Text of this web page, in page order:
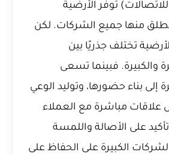
توفر الأرضية
منها جميع الشركات. لكن
تختلف جذريًا بين
والكبيرة. فبينما تسعى
إلى بناء حضورها، وتوليد الوعي
علاقات مباشرة مع العملاء
على الأصالة واللمسة
الكبيرة على الحفاظ على